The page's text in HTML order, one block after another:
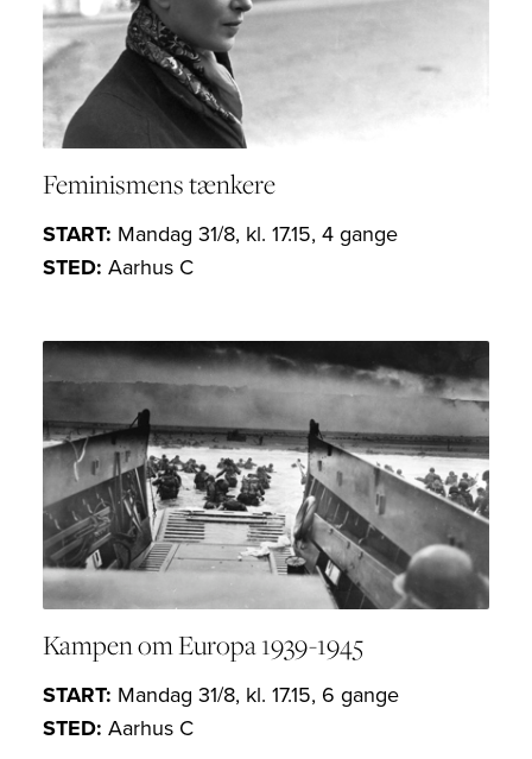
Feminismens tænkere
START: Mandag 31/8, kl. 17.15, 4 gange
STED: Aarhus C
Kampen om Europa 1939-1945
START: Mandag 31/8, kl. 17.15, 6 gange
STED: Aarhus C